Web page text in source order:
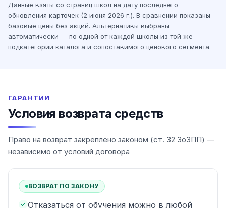
Данные взяты со страниц школ на дату последнего
обновления карточек (2 июня 2026 г.). В сравнении показаны
базовые цены без акций. Альтернативы выбраны
автоматически — по одной от каждой школы из той же
подкатегории каталога и сопоставимого ценового сегмента.
ГАРАНТИИ
Условия возврата средств
Право на возврат закреплено законом (ст. 32 ЗоЗПП) —
независимо от условий договора
ВОЗВРАТ ПО ЗАКОНУ
Отказаться от обучения можно в любой